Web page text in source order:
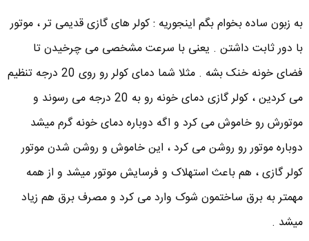
به زبون ساده بخوام بگم اینجوریه : کولر های گازی قدیمی تر ، موتور
با دور ثابت داشتن . یعنی با سرعت مشخصی می چرخیدن تا
فضای خونه خنک بشه . مثلا شما دمای کولر رو روی 20 درجه تنظیم
می کردین ، کولر گازی دمای خونه رو به 20 درجه می رسوند و
موتورش رو خاموش می کرد و اگه دوباره دمای خونه گرم میشد
دوباره موتور رو روشن می کرد ، این خاموش و روشن شدن موتور
کولر گازی ، هم باعث استهلاک و فرسایش موتور میشد و از همه
مهمتر به برق ساختمون شوک وارد می کرد و مصرف برق هم زیاد
میشد .